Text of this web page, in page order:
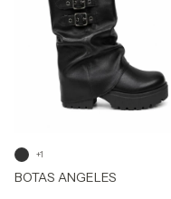
BOTAS ANGELES
+1